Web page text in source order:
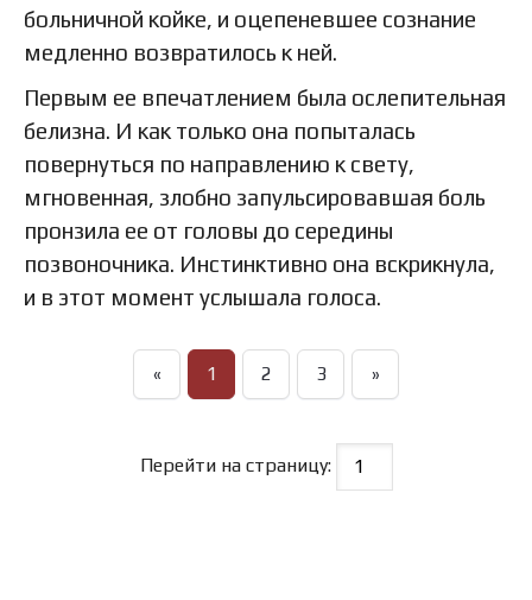
больничной койке, и оцепеневшее сознание
медленно возвратилось к ней.
Первым ее впечатлением была ослепительная
белизна. И как только она попыталась
повернуться по направлению к свету,
мгновенная, злобно запульсировавшая боль
пронзила ее от головы до середины
позвоночника. Инстинктивно она вскрикнула,
и в этот момент услышала голоса.
« 1 2 3 »
Перейти на страницу: